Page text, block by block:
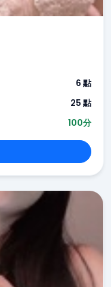
6 點
25 點
100分